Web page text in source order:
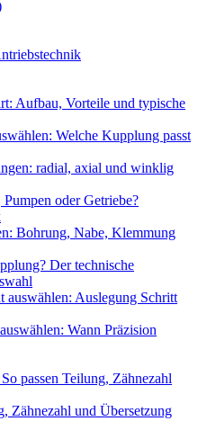
Aufbau, Vorteile und typische
Welche Kupplung passt
radial, axial und winklig
oder Getriebe?
Bohrung, Nabe, Klemmung
Der technische
auswählen: Auslegung Schritt
Wann Präzision
passen Teilung, Zähnezahl
Zähnezahl und Übersetzung